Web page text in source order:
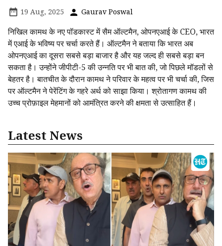
19 Aug, 2025 Gaurav Poswal
निखिल कामथ के नए पॉडकास्ट में सैम ऑल्टमैन, ओपनएआई के CEO, भारत
में एआई के भविष्य पर चर्चा करते हैं। ऑल्टमैन ने बताया कि भारत अब
ओपनएआई का दूसरा सबसे बड़ा बाजार है और यह जल्द ही सबसे बड़ा बन
सकता है। उन्होंने जीपीटी-5 की उन्नति पर भी बात की, जो पिछले मॉडलों से
बेहतर है। बातचीत के दौरान कामथ ने परिवार के महत्व पर भी चर्चा की, जिस
पर ऑल्टमैन ने पेरेंटिंग के गहरे अर्थ को साझा किया। श्रोतागण कामथ की
उच्च प्रोफ़ाइल मेहमानों को आमंत्रित करने की क्षमता से उत्साहित हैं।
Latest News